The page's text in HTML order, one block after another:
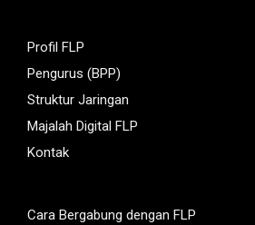
Profil FLP
Pengurus (BPP)
Struktur Jaringan
Majalah Digital FLP
Kontak
Cara Bergabung dengan FLP